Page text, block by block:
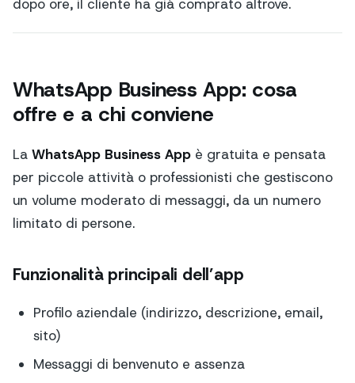
dopo ore, il cliente ha già comprato altrove.
WhatsApp Business App: cosa
offre e a chi conviene
La WhatsApp Business App è gratuita e pensata
per piccole attività o professionisti che gestiscono
un volume moderato di messaggi, da un numero
limitato di persone.
Funzionalità principali dell’app
Profilo aziendale (indirizzo, descrizione, email,
sito)
Messaggi di benvenuto e assenza